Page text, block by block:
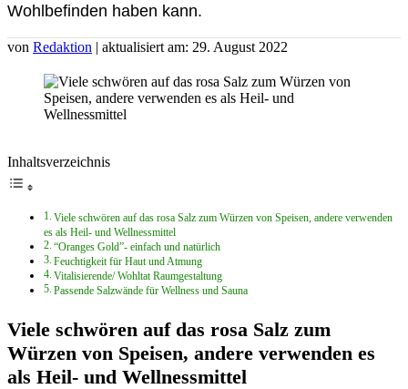
Wohlbefinden haben kann.
von Redaktion | aktualisiert am: 29. August 2022
Inhaltsverzeichnis
Viele schwören auf das rosa Salz zum Würzen von Speisen, andere verwenden
es als Heil- und Wellnessmittel
“Oranges Gold”- einfach und natürlich
Feuchtigkeit für Haut und Atmung
Vitalisierende/ Wohltat Raumgestaltung
Passende Salzwände für Wellness und Sauna
Viele schwören auf das rosa Salz zum
Würzen von Speisen, andere verwenden es
als Heil- und Wellnessmittel